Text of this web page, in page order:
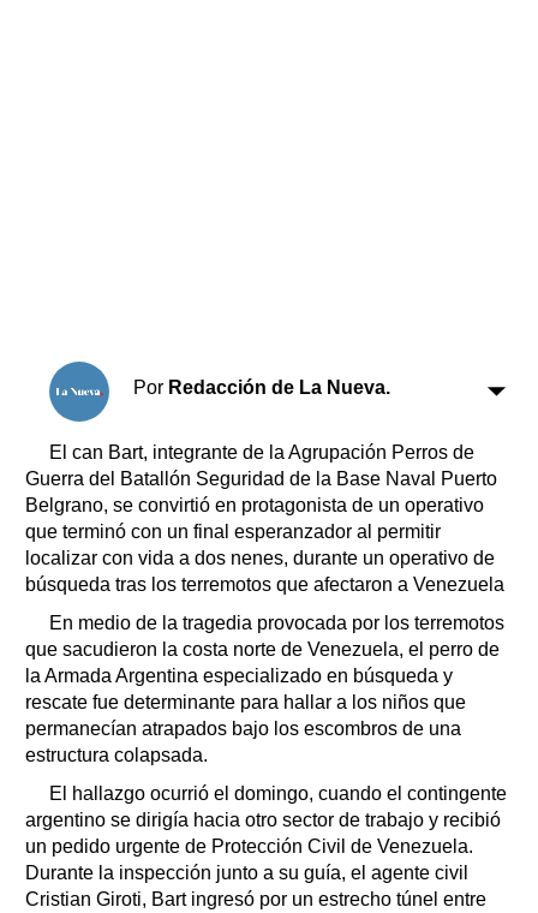
Por Redacción de La Nueva.
El can Bart, integrante de la Agrupación Perros de
Guerra del Batallón Seguridad de la Base Naval Puerto
Belgrano, se convirtió en protagonista de un operativo
que terminó con un final esperanzador al permitir
localizar con vida a dos nenes, durante un operativo de
búsqueda tras los terremotos que afectaron a Venezuela
En medio de la tragedia provocada por los terremotos
que sacudieron la costa norte de Venezuela, el perro de
la Armada Argentina especializado en búsqueda y
rescate fue determinante para hallar a los niños que
permanecían atrapados bajo los escombros de una
estructura colapsada.
El hallazgo ocurrió el domingo, cuando el contingente
argentino se dirigía hacia otro sector de trabajo y recibió
un pedido urgente de Protección Civil de Venezuela.
Durante la inspección junto a su guía, el agente civil
Cristian Giroti, Bart ingresó por un estrecho túnel entre